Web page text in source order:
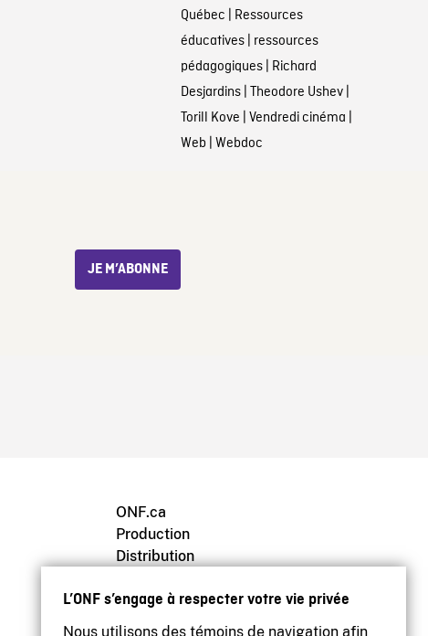
L’ONF s’engage à respecter votre vie privée
Nous utilisons des témoins de navigation afin
Québec | Ressources
éducatives| ressources
pédagogiques| Richard
Desjardins| Theodore Ushev|
Torill Kove | Vendredi cinéma |
Web | Webdoc
JE M’ABONNE
ONF.ca
Production
Distribution
Archives